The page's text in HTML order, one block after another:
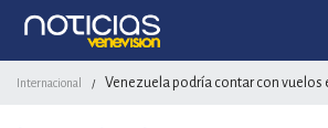
Internacional / Venezuela podría contar con vuelos